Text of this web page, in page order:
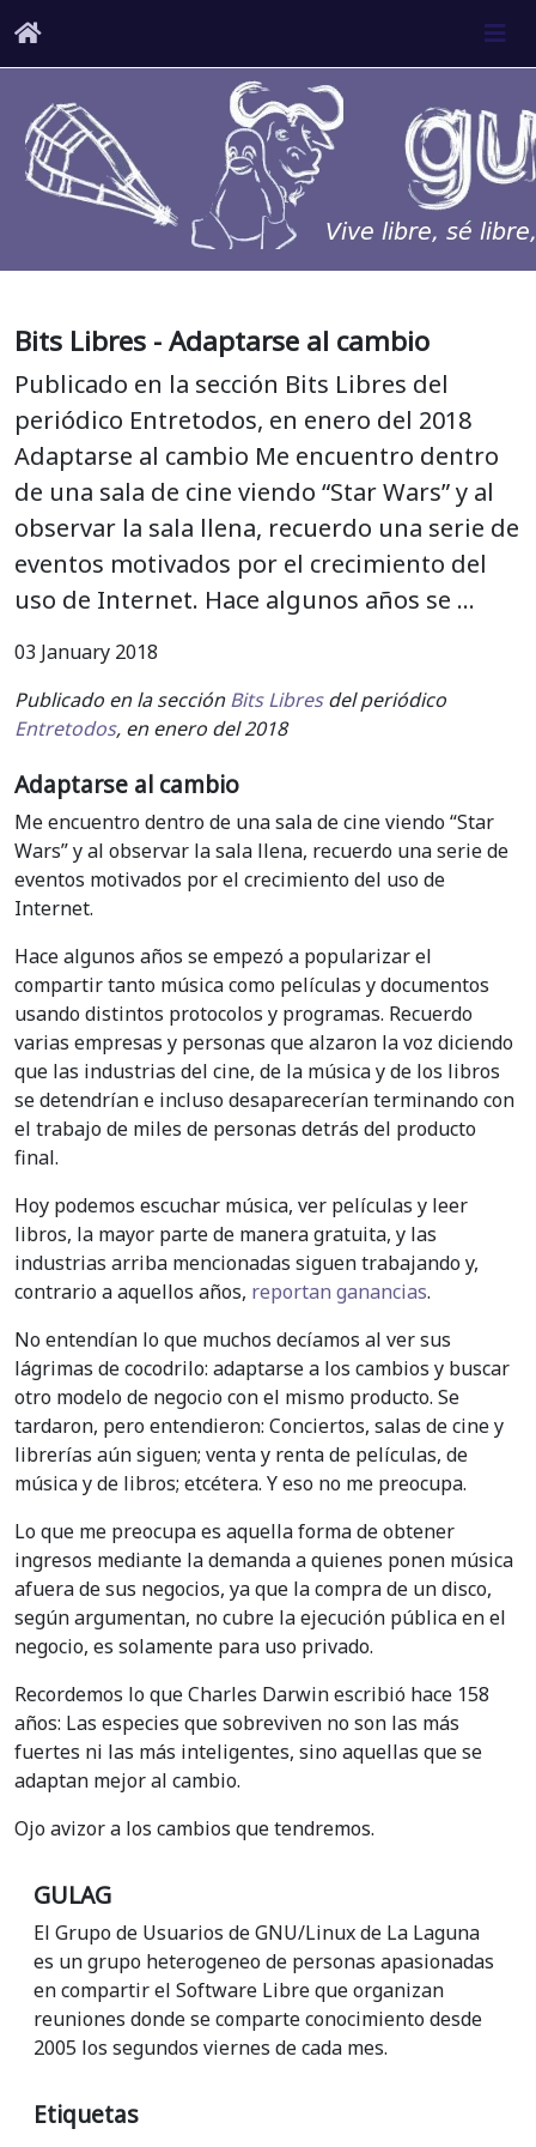
Bits Libres - Adaptarse al cambio
Publicado en la sección Bits Libres del
periódico Entretodos, en enero del 2018
Adaptarse al cambio Me encuentro dentro
de una sala de cine viendo “Star Wars” y al
observar la sala llena, recuerdo una serie de
eventos motivados por el crecimiento del
uso de Internet. Hace algunos años se …
03 January 2018
Publicado en la secciónBits Libresdel periódico
Entretodos, en enero del 2018
Adaptarse al cambio
Me encuentro dentro de una sala de cine viendo “Star
Wars” y al observar la sala llena, recuerdo una serie de
eventos motivados por el crecimiento del uso de
Internet.
Hace algunos años se empezó a popularizar el
compartir tanto música como películas y documentos
usando distintos protocolos y programas. Recuerdo
varias empresas y personas que alzaron la voz diciendo
que las industrias del cine, de la música y de los libros
se detendrían e incluso desaparecerían terminando con
el trabajo de miles de personas detrás del producto
final.
Hoy podemos escuchar música, ver películas y leer
libros, la mayor parte de manera gratuita, y las
industrias arriba mencionadas siguen trabajando y,
contrario a aquellos años, reportan ganancias.
No entendían lo que muchos decíamos al ver sus
lágrimas de cocodrilo: adaptarse a los cambios y buscar
otro modelo de negocio con el mismo producto. Se
tardaron, pero entendieron: Conciertos, salas de cine y
librerías aún siguen; venta y renta de películas, de
música y de libros; etcétera. Y eso no me preocupa.
Lo que me preocupa es aquella forma de obtener
ingresos mediante la demanda a quienes ponen música
afuera de sus negocios, ya que la compra de un disco,
según argumentan, no cubre la ejecución pública en el
negocio, es solamente para uso privado.
Recordemos lo que Charles Darwin escribió hace 158
años: Las especies que sobreviven no son las más
fuertes ni las más inteligentes, sino aquellas que se
adaptan mejor al cambio.
Ojo avizor a los cambios que tendremos.
GULAG
El Grupo de Usuarios de GNU/Linux de La Laguna
es un grupo heterogeneo de personas apasionadas
en compartir el Software Libre que organizan
reuniones donde se comparte conocimiento desde
2005 los segundos viernes de cada mes.
Etiquetas